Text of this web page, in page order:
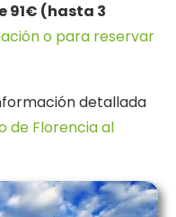
91€ (hasta 3
o para reservar
detallada
de Florencia al